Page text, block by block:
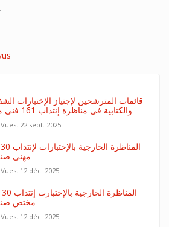
قائمات المترشحين لإجتياز الإختبارات
والكتابية في مناظرة إنتداب 161 فني مهني
22 sept. 2025
مهني
12 déc. 2025
مختص
12 déc. 2025